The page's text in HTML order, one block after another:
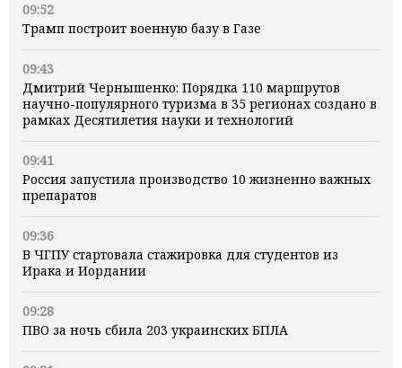
09:52
Трамп построит военную базу в Газе
09:43
Дмитрий Чернышенко: Порядка 110 маршрутов
научно-популярного туризма в 35 регионах создано в
рамках Десятилетия науки и технологий
09:41
Россия запустила производство 10 жизненно важных
препаратов
09:36
В ЧГПУ стартовала стажировка для студентов из
Ирака и Иордании
09:28
ПВО за ночь сбила 203 украинских БПЛА